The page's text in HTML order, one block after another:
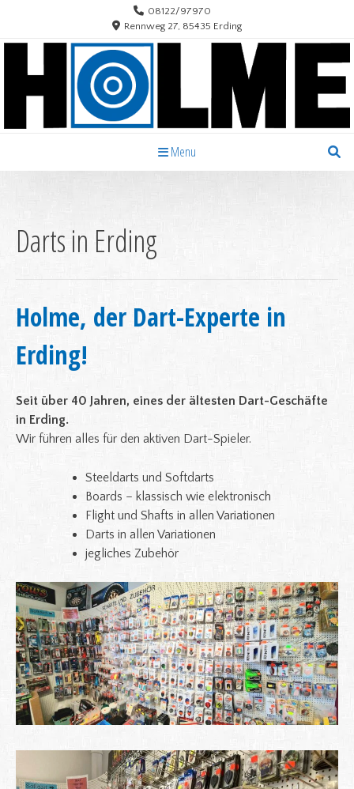
content
08122/97970
Rennweg 27, 85435 Erding
Menu
Darts in Erding
Holme, der Dart-Experte in
Erding!
Seit über 40 Jahren, eines der ältesten Dart-Geschäfte
in Erding.
Wir führen alles für den aktiven Dart-Spieler.
Steeldarts und Softdarts
Boards – klassisch wie elektronisch
Flight und Shafts in allen Variationen
Darts in allen Variationen
jegliches Zubehör